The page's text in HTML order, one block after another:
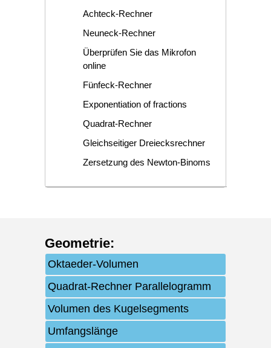
Achteck-Rechner
Neuneck-Rechner
Überprüfen Sie das Mikrofon
online
Fünfeck-Rechner
Exponentiation of fractions
Quadrat-Rechner
Gleichseitiger Dreiecksrechner
Zersetzung des Newton-Binoms
Geometrie:
Oktaeder-Volumen
Quadrat-Rechner Parallelogramm
Volumen des Kugelsegments
Umfangslänge